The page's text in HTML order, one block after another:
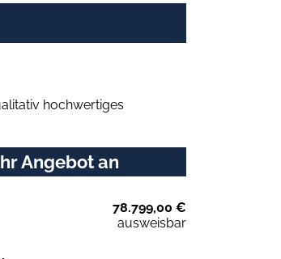
hochwertiges
Angebot an
78.799,00 €
ausweisbar